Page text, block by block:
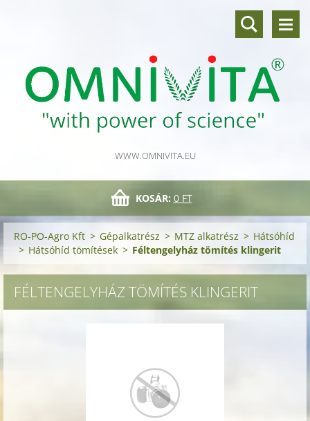
WWW.OMNIVITA.EU
KOSÁR: 0 FT
RO-PO-Agro Kft > Gépalkatrész > MTZ alkatrész > Hátsóhíd
> Hátsóhíd tömítések > Féltengelyház tömítés klingerit
FÉLTENGELYHÁZ TÖMÍTÉS KLINGERIT